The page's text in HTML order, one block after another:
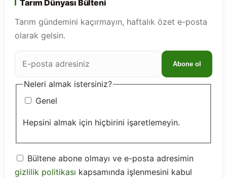
Tarım Dünyası Bülteni
Tarım gündemini kaçırmayın, haftalık özet e-posta
olarak gelsin.
E-
posta
adresiniz
Abone ol
Neleri almak istersiniz?
Genel
Hepsini almak için hiçbirini işaretlemeyin.
Bültene abone olmayı ve e-posta adresimin
gizlilik politikası kapsamında işlenmesini kabul